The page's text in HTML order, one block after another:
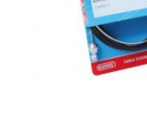
Originele Piaggio/Vespa-onderdelen
Originele Sym-onderdelen
Originele Tomos-onderdelen